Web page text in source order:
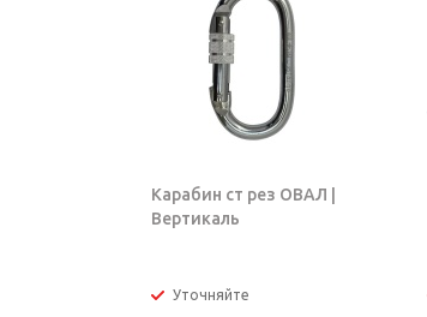
Карабин ст рез ОВАЛ |
Вертикаль
Уточняйте